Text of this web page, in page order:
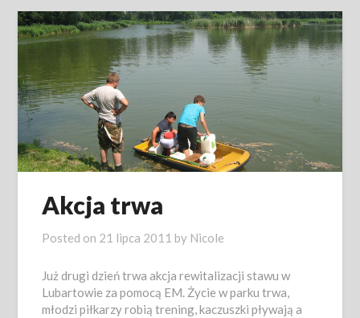
Akcja trwa
Posted on 21 lipca 2011 by Nicole
Już drugi dzień trwa akcja rewitalizacji stawu w
Lubartowie za pomocą EM. Życie w parku trwa,
młodzi piłkarzy robią trening, kaczuszki pływają a